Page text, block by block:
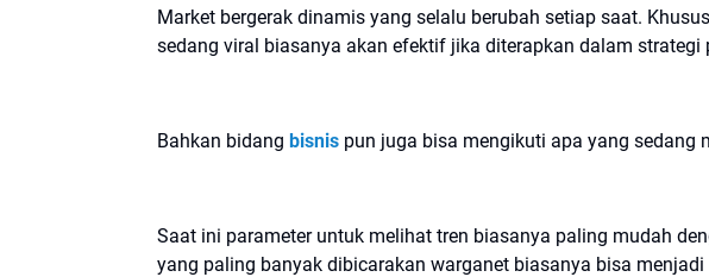
Market bergerak dinamis yang selalu berubah setiap saat.
sedang viral biasanya akan efektif jika diterapkan dalam strategi
Bahkan bidang bisnis pun juga bisa mengikuti apa yang sedang
Saat ini parameter untuk melihat tren biasanya paling mudah
yang paling banyak dibicarakan warganet biasanya bisa